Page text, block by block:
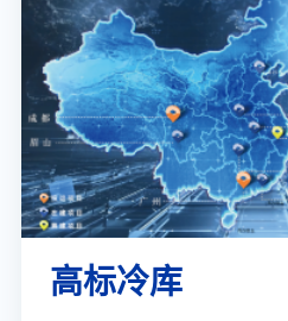
高标冷库